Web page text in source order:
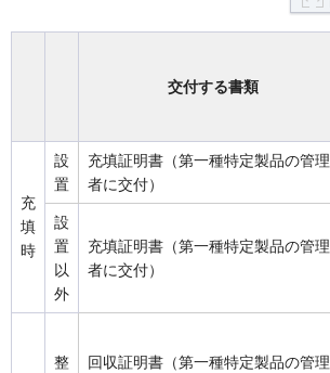
交付する書類
充
填
時
設
置
充填証明書（第一種特定製品の管理
者に交付）
設
置
以
外
充填証明書（第一種特定製品の管理
者に交付）
整
回収証明書（第一種特定製品の管理